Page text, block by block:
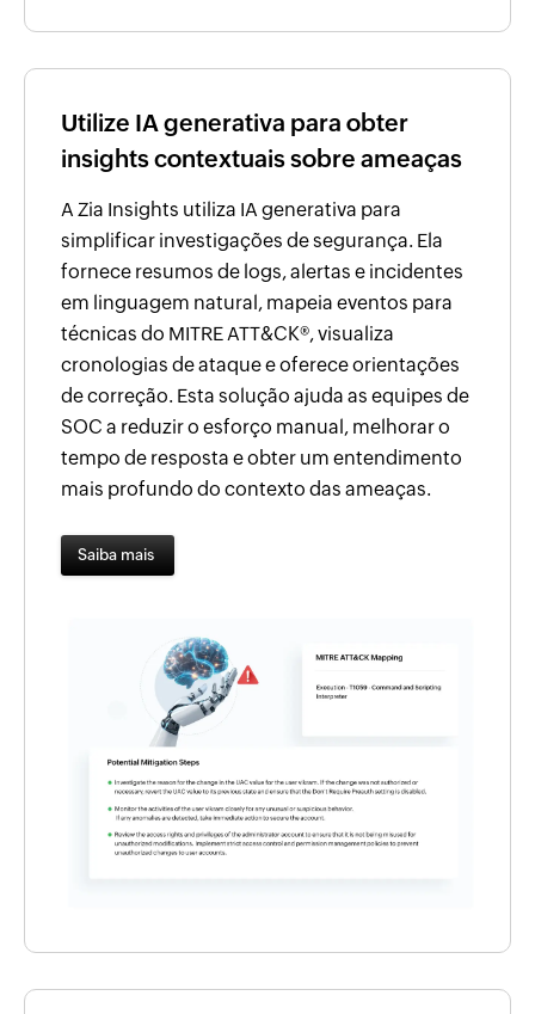
Utilize IA generativa para obter
insights contextuais sobre ameaças
A Zia Insights utiliza IA generativa para
simplificar investigações de segurança. Ela
fornece resumos de logs, alertas e incidentes
em linguagem natural, mapeia eventos para
técnicas do MITRE ATT&CK®, visualiza
cronologias de ataque e oferece orientações
de correção. Esta solução ajuda as equipes de
SOC a reduzir o esforço manual, melhorar o
tempo de resposta e obter um entendimento
mais profundo do contexto das ameaças.
Saiba mais